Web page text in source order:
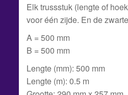
Elk trussstuk (lengte of
voor één zijde. En de
A = 500 mm
B = 500 mm
Lengte (mm): 500 mm
Lengte (m): 0.5 m